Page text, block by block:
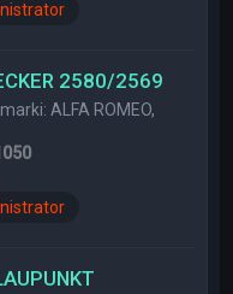
2580/2569
ALFA ROMEO,